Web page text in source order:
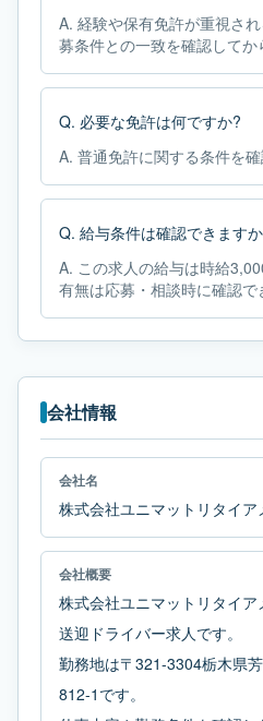
A. 経験や保有免許が重視さ
募条件との一致を確認してか
Q. 必要な免許は何ですか?
A. 普通免許に関する条件を確
Q. 給与条件は確認できます
A. この求人の給与は時給
有無は応募・相談時に確認で
会社情報
会社名
株式会社ユニマットリタイア
会社概要
株式会社ユニマットリタイ
送迎ドライバー求人です。
勤務地は〒321-3304栃木県
812-1です。